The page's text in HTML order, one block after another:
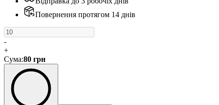
Повернення протягом 14 днів
-
+
Сума:80 грн